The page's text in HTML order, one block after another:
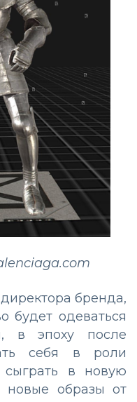
бренда,
будет одеваться
в эпоху после
себя в роли
сыграть в новую
новые образы от